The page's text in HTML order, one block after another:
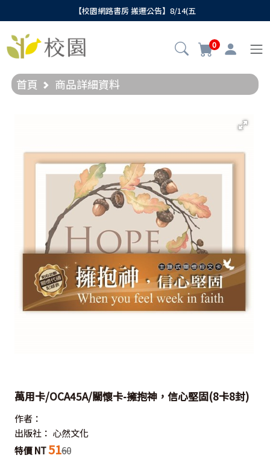
【校園網路書房 搬遷公告】8/14(五
0
首頁 商品詳細資料
萬用卡/OCA45A/關懷卡-擁抱神，信心堅固(8卡8封)
作者：
出版社： 心然文化
特價 NT5160